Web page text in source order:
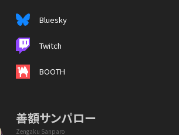
Bluesky
Twitch
BOOTH
善額サンパロー
Zengaku Sanparo